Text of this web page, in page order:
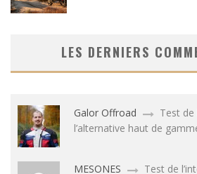
LES DERNIERS
Galor Offroad
Test de
l’alternative haut de
MESONES
Test de